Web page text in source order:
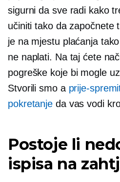
sigurni da sve radi kako
učiniti tako da započnete
je na mjestu plaćanja
ne naplati. Na taj ćete
pogreške koje bi mogle
Stvorili smo a prije-
pokretanje da vas vodi
Postoje li
ispisa na